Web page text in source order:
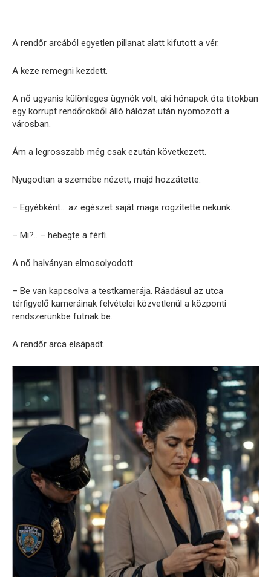
A rendőr arcából egyetlen pillanat alatt kifutott a vér.
A keze remegni kezdett.
A nő ugyanis különleges ügynök volt, aki hónapok óta titokban
egy korrupt rendőrökből álló hálózat után nyomozott a
városban.
Ám a legrosszabb még csak ezután következett.
Nyugodtan a szemébe nézett, majd hozzátette:
– Egyébként… az egészet saját maga rögzítette nekünk.
– Mi?.. – hebegte a férfi.
A nő halványan elmosolyodott.
– Be van kapcsolva a testkamerája. Ráadásul az utca
térfigyelő kameráinak felvételei közvetlenül a központi
rendszerünkbe futnak be.
A rendőr arca elsápadt.